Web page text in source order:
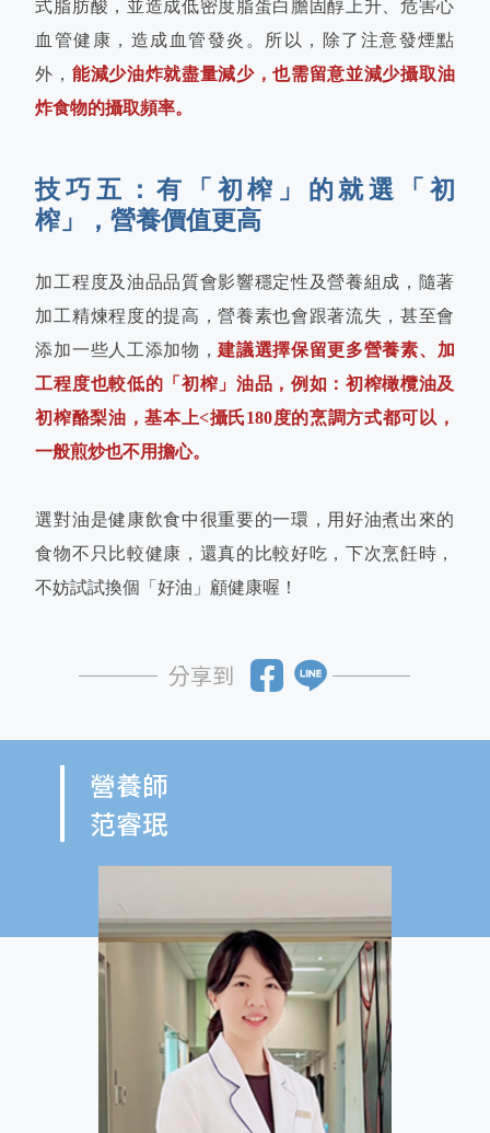
式脂肪酸，並造成低密度脂蛋白膽固醇上升、危害心
血管健康，造成血管發炎。所以，除了注意發煙點
外， 能減少油炸就盡量減少，也需留意並減少攝取油
炸食物的攝取頻率。
技巧五：有「初榨」的就選「初
榨」，營養價值更高
加工程度及油品品質會影響穩定性及營養組成，隨著
加工精煉程度的提高，營養素也會跟著流失，甚至會
添加一些人工添加物，建議選擇保留更多營養素、加
工程度也較低的「初榨」油品，例如：初榨橄欖油及
初榨酪梨油，基本上<攝氏180度的烹調方式都可以，
一般煎炒也不用擔心。
選對油是健康飲食中很重要的一環，用好油煮出來的
食物不只比較健康，還真的比較好吃，下次烹飪時，
不妨試試換個「好油」顧健康喔！
分享到
營養師
范睿珉